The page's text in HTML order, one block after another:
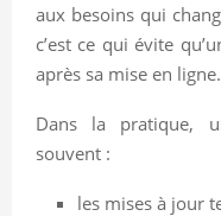
aux besoins qui
c’est ce qui évite
après sa mise en ligne.
Dans la pratique,
souvent :
les mises à jour